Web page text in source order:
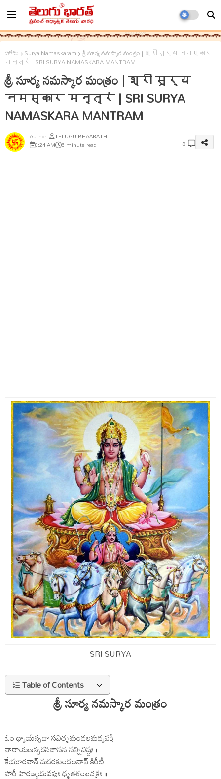
హోమ్ Surya Namaskaram శ్రీ సూర్య నమస్కార మంత్రం | श्री सूर्य नमस्कार
मन्त्रं | SRI SURYA NAMASKARA MANTRAM
శ్రీ సూర్య నమస్కార మంత్రం | श्री सूर्य
नमस्कार मन्त्रं | SRI SURYA
NAMASKARA MANTRAM
TELUGU BHAARATH
8:24 AM 6 minute read 0
SRI SURYA
Table of Contents
శ్రీ సూర్య నమస్కార మంత్రం
ఓం ధ్యాయేస్సదా సవితృమండలమధ్యవర్తీ
నారాయణస్సరసిజాసన సన్నివిష్టః ।
కేయూరవాన్ మకరకుండలవాన్ కిరీటీ
హారీ హిరణ్మయవపుః ధృతశంఖచక్రః ॥